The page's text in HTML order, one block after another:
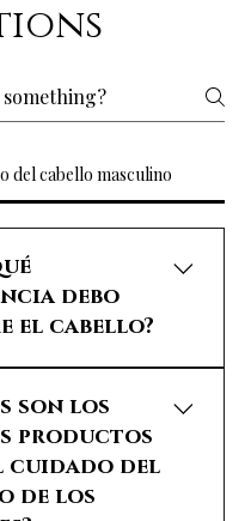
del cabello masculino
debo
el cabello?
depende del
y de tus
graso
son los
productos
cuidado del
de los